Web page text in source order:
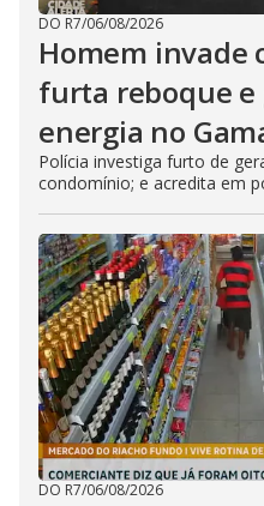
DO R7/06/08/2026
Homem invade
furta reboque e
energia no
Polícia investiga furto de
condomínio; e acredita em
DO R7/06/08/2026